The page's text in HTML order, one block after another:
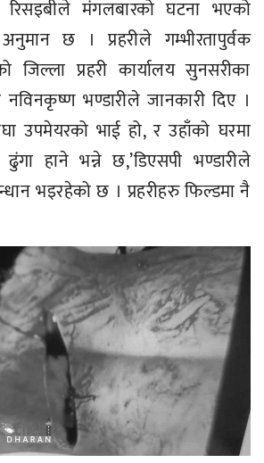
रिसइबीले मंगलबारको घटना भएको
छ । प्रहरीले गम्भीरतापुर्वक
जिल्ला प्रहरी कार्यालय सुनसरीका
नविनकृष्ण भण्डारीले जानकारी दिए ।
उपमेयरको भाई हो, र उहाँको घरमा
हाने भन्ने छ,’डिएसपी भण्डारीले
भइरहेको छ । प्रहरीहरु फिल्डमा नै